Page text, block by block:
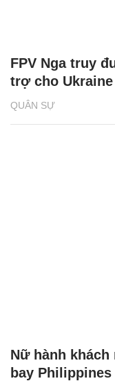
QUÂN SỰ
FPV Nga truy
trợ cho
Nữ hành
bay